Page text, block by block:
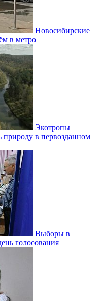
Новосибирские
в метро
Экотропы
природу в первозданном
Выборы в
голосования